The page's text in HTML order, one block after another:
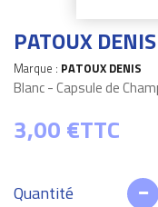
PATOUX
Marque : PATOUX DENIS
Blanc - Capsule de
3,00 €TTC
Quantité